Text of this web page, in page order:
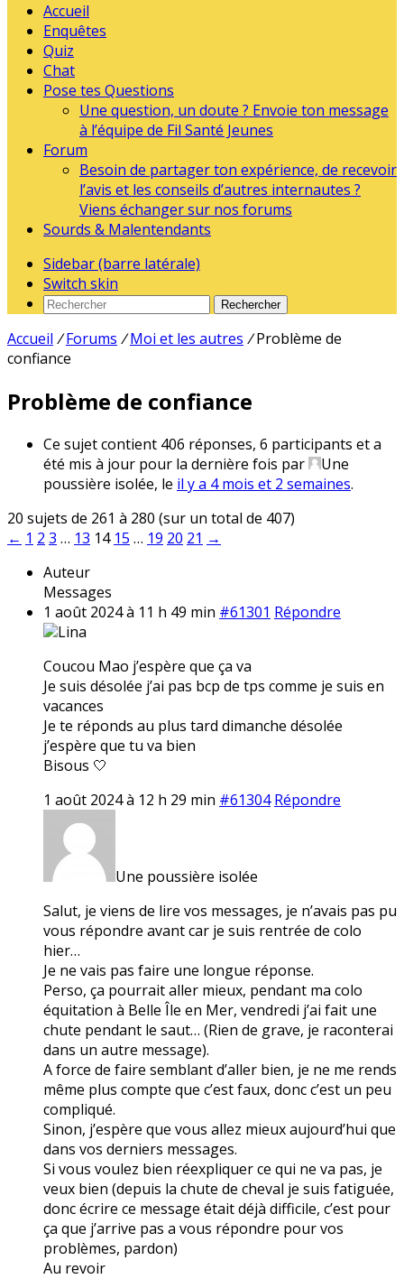
Accueil
Enquêtes
Quiz
Chat
Pose tes Questions
Une question, un doute ? Envoie ton message
à l’équipe de Fil Santé Jeunes
Forum
Besoin de partager ton expérience, de recevoir
l’avis et les conseils d’autres internautes ?
Viens échanger sur nos forums
Sourds & Malentendants
Sidebar (barre latérale)
Switch skin
Rechercher
Accueil / Forums / Moi et les autres / Problème de
confiance
Problème de confiance
Ce sujet contient 406 réponses, 6 participants et a
été mis à jour pour la dernière fois par
Une
poussière isolée, le il y a 4 mois et 2 semaines.
20 sujets de 261 à 280 (sur un total de 407)
← 1 2 3 … 13 14 15 … 19 20 21 →
Auteur
Messages
1 août 2024 à 11 h 49 min #61301 Répondre
Lina
Coucou Mao j’espère que ça va
Je suis désolée j’ai pas bcp de tps comme je suis en
vacances
Je te réponds au plus tard dimanche désolée
j’espère que tu va bien
Bisous 🤍
1 août 2024 à 12 h 29 min #61304 Répondre
Une poussière isolée
Salut, je viens de lire vos messages, je n’avais pas pu
vous répondre avant car je suis rentrée de colo
hier…
Je ne vais pas faire une longue réponse.
Perso, ça pourrait aller mieux, pendant ma colo
équitation à Belle Île en Mer, vendredi j’ai fait une
chute pendant le saut… (Rien de grave, je raconterai
dans un autre message).
A force de faire semblant d’aller bien, je ne me rends
même plus compte que c’est faux, donc c’est un peu
compliqué.
Sinon, j’espère que vous allez mieux aujourd’hui que
dans vos derniers messages.
Si vous voulez bien réexpliquer ce qui ne va pas, je
veux bien (depuis la chute de cheval je suis fatiguée,
donc écrire ce message était déjà difficile, c’est pour
ça que j’arrive pas a vous répondre pour vos
problèmes, pardon)
Au revoir